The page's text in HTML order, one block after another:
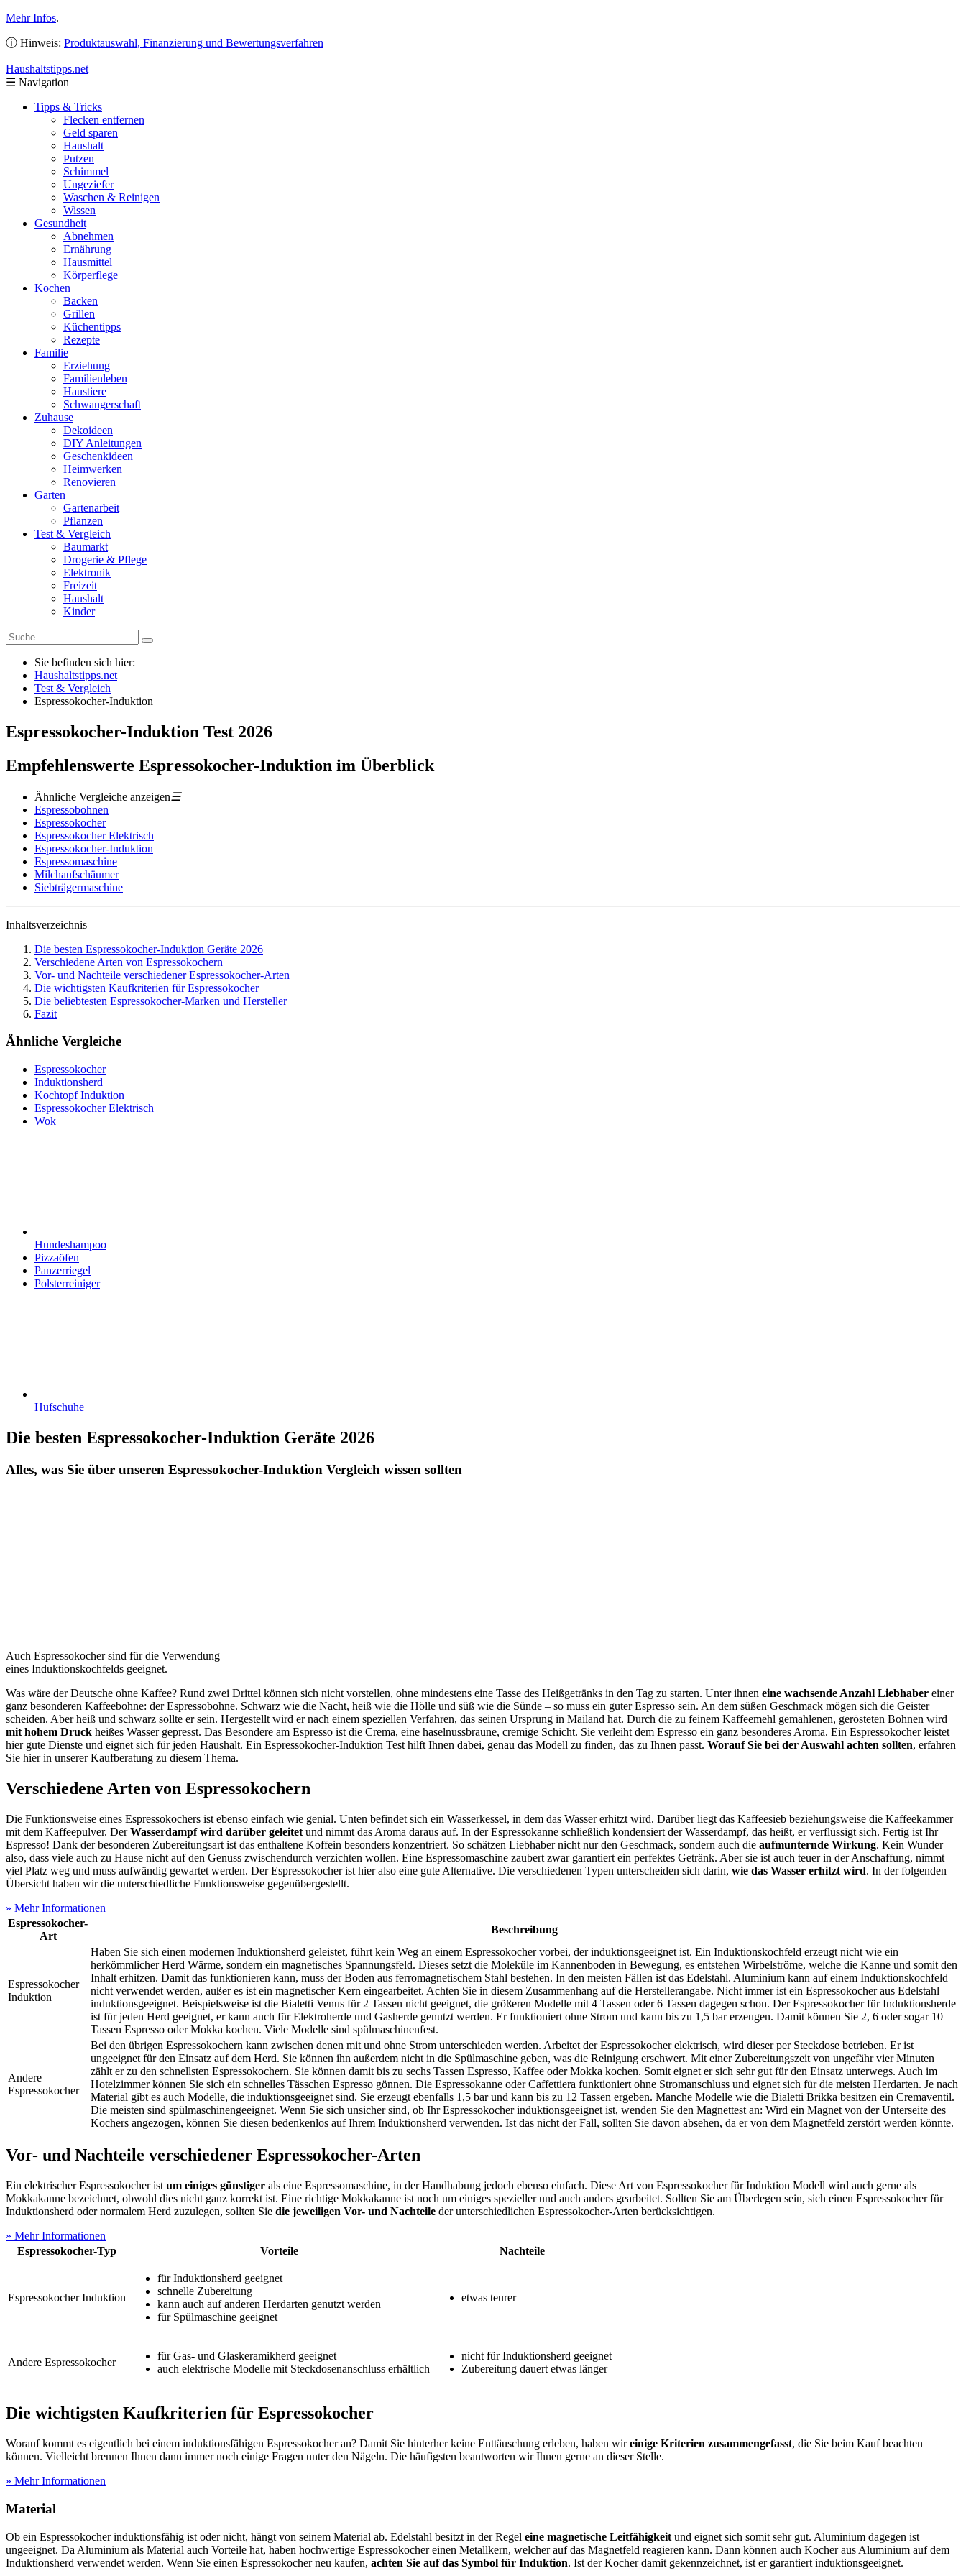
Mehr Infos.
ⓘ Hinweis: Produktauswahl, Finanzierung und Bewertungsverfahren
Haushaltstipps.net
☰ Navigation
Tipps & Tricks
Flecken entfernen
Geld sparen
Haushalt
Putzen
Schimmel
Ungeziefer
Waschen & Reinigen
Wissen
Gesundheit
Abnehmen
Ernährung
Hausmittel
Körperflege
Kochen
Backen
Grillen
Küchentipps
Rezepte
Familie
Erziehung
Familienleben
Haustiere
Schwangerschaft
Zuhause
Dekoideen
DIY Anleitungen
Geschenkideen
Heimwerken
Renovieren
Garten
Gartenarbeit
Pflanzen
Test & Vergleich
Baumarkt
Drogerie & Pflege
Elektronik
Freizeit
Haushalt
Kinder
Sie befinden sich hier:
Haushaltstipps.net
Test & Vergleich
Espressokocher-Induktion
Espressokocher-Induktion Test 2026
Empfehlenswerte Espressokocher-Induktion im Überblick
Ähnliche Vergleiche anzeigen☰
Espressobohnen
Espressokocher
Espressokocher Elektrisch
Espressokocher-Induktion
Espressomaschine
Milchaufschäumer
Siebträgermaschine
Inhaltsverzeichnis
Die besten Espressokocher-Induktion Geräte 2026
Verschiedene Arten von Espressokochern
Vor- und Nachteile verschiedener Espressokocher-Arten
Die wichtigsten Kaufkriterien für Espressokocher
Die beliebtesten Espressokocher-Marken und Hersteller
Fazit
Ähnliche Vergleiche
Espressokocher
Induktionsherd
Kochtopf Induktion
Espressokocher Elektrisch
Wok
Hundeshampoo
Pizzaöfen
Panzerriegel
Polsterreiniger
Hufschuhe
Die besten Espressokocher-Induktion Geräte 2026
Alles, was Sie über unseren Espressokocher-Induktion Vergleich wissen sollten
Auch Espressokocher sind für die Verwendung
eines Induktionskochfelds geeignet.
Was wäre der Deutsche ohne Kaffee? Rund zwei Drittel können sich nicht vorstellen, ohne mindestens eine Tasse des Heißgetränks in den Tag zu starten. Unter ihnen eine wachsende Anzahl Liebhaber einer
ganz besonderen Kaffeebohne: der Espressobohne. Schwarz wie die Nacht, heiß wie die Hölle und süß wie die Sünde – so muss ein guter Espresso sein. An dem süßen Geschmack mögen sich die Geister
scheiden. Aber heiß und schwarz sollte er sein. Hergestellt wird er nach einem speziellen Verfahren, das seinen Ursprung in Mailand hat. Durch die zu feinem Kaffeemehl gemahlenen, gerösteten Bohnen wird
mit hohem Druck heißes Wasser gepresst. Das Besondere am Espresso ist die Crema, eine haselnussbraune, cremige Schicht. Sie verleiht dem Espresso ein ganz besonderes Aroma. Ein Espressokocher leistet
hier gute Dienste und eignet sich für jeden Haushalt. Ein Espressokocher-Induktion Test hilft Ihnen dabei, genau das Modell zu finden, das zu Ihnen passt. Worauf Sie bei der Auswahl achten sollten, erfahren
Sie hier in unserer Kaufberatung zu diesem Thema.
Verschiedene Arten von Espressokochern
Die Funktionsweise eines Espressokochers ist ebenso einfach wie genial. Unten befindet sich ein Wasserkessel, in dem das Wasser erhitzt wird. Darüber liegt das Kaffeesieb beziehungsweise die Kaffeekammer
mit dem Kaffeepulver. DerWasserdampf wird darüber geleitet und nimmt das Aroma daraus auf. In der Espressokanne schließlich kondensiert der Wasserdampf, das heißt, er verflüssigt sich. Fertig ist Ihr
Espresso! Dank der besonderen Zubereitungsart ist das enthaltene Koffein besonders konzentriert. So schätzen Liebhaber nicht nur den Geschmack, sondern auch die aufmunternde Wirkung. Kein Wunder
also, dass viele auch zu Hause nicht auf den Genuss zwischendurch verzichten wollen. Eine Espressomaschine zaubert zwar garantiert ein perfektes Getränk. Aber sie ist auch teuer in der Anschaffung, nimmt
viel Platz weg und muss aufwändig gewartet werden. Der Espressokocher ist hier also eine gute Alternative. Die verschiedenen Typen unterscheiden sich darin, wie das Wasser erhitzt wird. In der folgenden
Übersicht haben wir die unterschiedliche Funktionsweise gegenübergestellt.
» Mehr Informationen
Espressokocher-
Art
Beschreibung
Espressokocher
Induktion
Haben Sie sich einen modernen Induktionsherd geleistet, führt kein Weg an einem Espressokocher vorbei, der induktionsgeeignet ist. Ein Induktionskochfeld erzeugt nicht wie ein
herkömmlicher Herd Wärme, sondern ein magnetisches Spannungsfeld. Dieses setzt die Moleküle im Kannenboden in Bewegung, es entstehen Wirbelströme, welche die Kanne und somit den
Inhalt erhitzen. Damit das funktionieren kann, muss der Boden aus ferromagnetischem Stahl bestehen. In den meisten Fällen ist das Edelstahl. Aluminium kann auf einem Induktionskochfeld
nicht verwendet werden, außer es ist ein magnetischer Kern eingearbeitet. Achten Sie in diesem Zusammenhang auf die Herstellerangabe. Nicht immer ist ein Espressokocher aus Edelstahl
induktionsgeeignet. Beispielsweise ist die Bialetti Venus für 2 Tassen nicht geeignet, die größeren Modelle mit 4 Tassen oder 6 Tassen dagegen schon. Der Espressokocher für Induktionsherde
ist für jeden Herd geeignet, er kann auch für Elektroherde und Gasherde genutzt werden. Er funktioniert ohne Strom und kann bis zu 1,5 bar erzeugen. Damit können Sie 2, 6 oder sogar 10
Tassen Espresso oder Mokka kochen. Viele Modelle sind spülmaschinenfest.
Andere
Espressokocher
Bei den übrigen Espressokochern kann zwischen denen mit und ohne Strom unterschieden werden. Arbeitet der Espressokocher elektrisch, wird dieser per Steckdose betrieben. Er ist
ungeeignet für den Einsatz auf dem Herd. Sie können ihn außerdem nicht in die Spülmaschine geben, was die Reinigung erschwert. Mit einer Zubereitungszeit von ungefähr vier Minuten
zählt er zu den schnellsten Espressokochern. Sie können damit bis zu sechs Tassen Espresso, Kaffee oder Mokka kochen. Somit eignet er sich sehr gut für den Einsatz unterwegs. Auch im
Hotelzimmer können Sie sich ein schnelles Tässchen Espresso gönnen. Die Espressokanne oder Caffettiera funktioniert ohne Stromanschluss und eignet sich für die meisten Herdarten. Je nach
Material gibt es auch Modelle, die induktionsgeeignet sind. Sie erzeugt ebenfalls 1,5 bar und kann bis zu 12 Tassen ergeben. Manche Modelle wie die Bialetti Brikka besitzen ein Cremaventil.
Die meisten sind spülmaschinengeeignet. Wenn Sie sich unsicher sind, ob Ihr Espressokocher induktionsgeeignet ist, wenden Sie den Magnettest an: Wird ein Magnet von der Unterseite des
Kochers angezogen, können Sie diesen bedenkenlos auf Ihrem Induktionsherd verwenden. Ist das nicht der Fall, sollten Sie davon absehen, da er von dem Magnetfeld zerstört werden könnte.
Vor- und Nachteile verschiedener Espressokocher-Arten
Ein elektrischer Espressokocher ist um einiges günstiger als eine Espressomaschine, in der Handhabung jedoch ebenso einfach. Diese Art von Espressokocher für Induktion Modell wird auch gerne als
Mokkakanne bezeichnet, obwohl dies nicht ganz korrekt ist. Eine richtige Mokkakanne ist noch um einiges spezieller und auch anders gearbeitet. Sollten Sie am Überlegen sein, sich einen Espressokocher für
Induktionsherd oder normalem Herd zuzulegen, sollten Sie die jeweiligen Vor- und Nachteile der unterschiedlichen Espressokocher-Arten berücksichtigen.
» Mehr Informationen
Espressokocher-Typ
Vorteile Nachteile
Espressokocher Induktion
für Induktionsherd geeignet
schnelle Zubereitung
kann auch auf anderen Herdarten genutzt werden
für Spülmaschine geeignet
etwas teurer
Andere Espressokocher
für Gas- und Glaskeramikherd geeignet
auch elektrische Modelle mit Steckdosenanschluss erhältlich
nicht für Induktionsherd geeignet
Zubereitung dauert etwas länger
Die wichtigsten Kaufkriterien für Espressokocher
Worauf kommt es eigentlich bei einem induktionsfähigen Espressokocher an? Damit Sie hinterher keine Enttäuschung erleben, haben wireinige Kriterien zusammengefasst, die Sie beim Kauf beachten
können. Vielleicht brennen Ihnen dann immer noch einige Fragen unter den Nägeln. Die häufigsten beantworten wir Ihnen gerne an dieser Stelle.
» Mehr Informationen
Material
Ob ein Espressokocher induktionsfähig ist oder nicht, hängt von seinem Material ab. Edelstahl besitzt in der Regel eine magnetische Leitfähigkeit und eignet sich somit sehr gut. Aluminium dagegen ist
ungeeignet. Da Aluminium als Material auch Vorteile hat, haben hochwertige Espressokocher einen Metallkern, welcher auf das Magnetfeld reagieren kann. Dann können auch Kocher aus Aluminium auf dem
Induktionsherd verwendet werden. Wenn Sie einen Espressokocher neu kaufen, achten Sie auf das Symbol für Induktion. Ist der Kocher damit gekennzeichnet, ist er garantiert induktionsgeeignet.